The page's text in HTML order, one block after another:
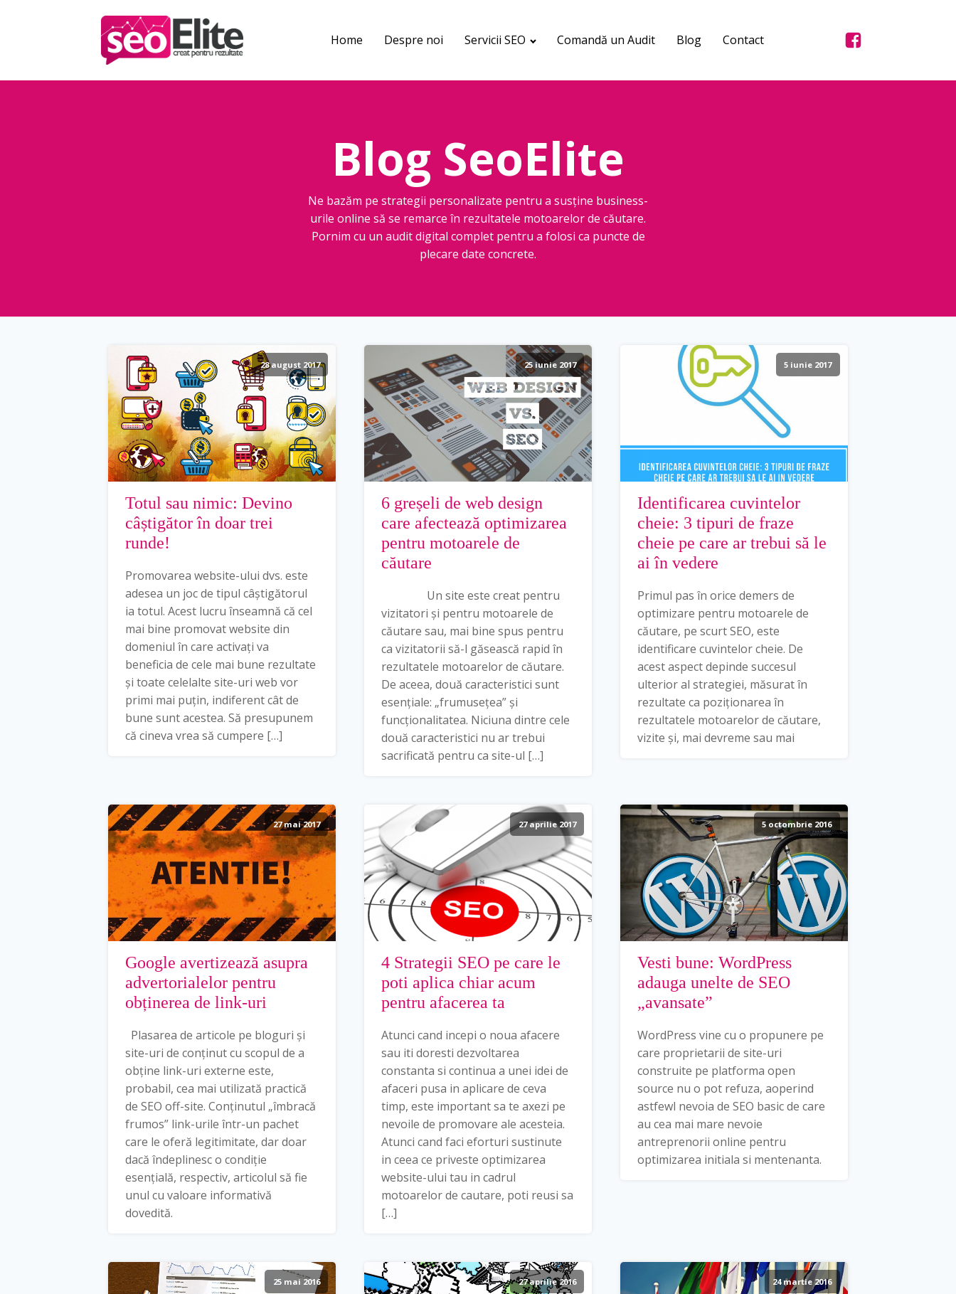
Home Despre noi Servicii SEO Comandă un Audit Blog Contact
Blog SeoElite
Ne bazăm pe strategii personalizate pentru a susține business-
urile online să se remarce în rezultatele motoarelor de căutare.
Pornim cu un audit digital complet pentru a folosi ca puncte de
plecare date concrete.
28 august 2017
Totul sau nimic: Devino
câștigător în doar trei
runde!
Promovarea website-ului dvs. este
adesea un joc de tipul câștigătorul
ia totul. Acest lucru înseamnă că cel
mai bine promovat website din
domeniul în care activați va
beneficia de cele mai bune rezultate
și toate celelalte site-uri web vor
primi mai puțin, indiferent cât de
bune sunt acestea. Să presupunem
că cineva vrea să cumpere […]
25 iunie 2017
6 greșeli de web design
care afectează optimizarea
pentru motoarele de
căutare
Un site este creat pentru
vizitatori și pentru motoarele de
căutare sau, mai bine spus pentru
ca vizitatorii să-l găsească rapid în
rezultatele motoarelor de căutare.
De aceea, două caracteristici sunt
esențiale: „frumusețea” și
funcționalitatea. Niciuna dintre cele
două caracteristici nu ar trebui
sacrificată pentru ca site-ul […]
5 iunie 2017
Identificarea cuvintelor
cheie: 3 tipuri de fraze
cheie pe care ar trebui să le
ai în vedere
Primul pas în orice demers de
optimizare pentru motoarele de
căutare, pe scurt SEO, este
identificare cuvintelor cheie. De
acest aspect depinde succesul
ulterior al strategiei, măsurat în
rezultate ca poziționarea în
rezultatele motoarelor de căutare,
vizite și, mai devreme sau mai
27 mai 2017
Google avertizează asupra
advertorialelor pentru
obținerea de link-uri
Plasarea de articole pe bloguri și
site-uri de conținut cu scopul de a
obține link-uri externe este,
probabil, cea mai utilizată practică
de SEO off-site. Conținutul „îmbracă
frumos” link-urile într-un pachet
care le oferă legitimitate, dar doar
dacă îndeplinesc o condiție
esențială, respectiv, articolul să fie
unul cu valoare informativă
dovedită.
27 aprilie 2017
4 Strategii SEO pe care le
poti aplica chiar acum
pentru afacerea ta
Atunci cand incepi o noua afacere
sau iti doresti dezvoltarea
constanta si continua a unei idei de
afaceri pusa in aplicare de ceva
timp, este important sa te axezi pe
nevoile de promovare ale acesteia.
Atunci cand faci eforturi sustinute
in ceea ce priveste optimizarea
website-ului tau in cadrul
motoarelor de cautare, poti reusi sa
[…]
5 octombrie 2016
Vesti bune: WordPress
adauga unelte de SEO
„avansate”
WordPress vine cu o propunere pe
care proprietarii de site-uri
construite pe platforma open
source nu o pot refuza, aoperind
astfewl nevoia de SEO basic de care
au cea mai mare nevoie
antreprenorii online pentru
optimizarea initiala si mentenanta.
25 mai 2016 27 aprilie 2016 24 martie 2016